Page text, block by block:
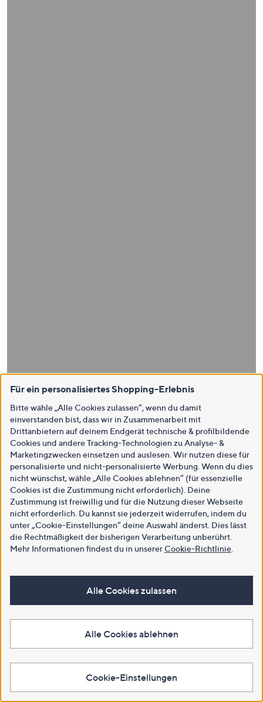
Für ein personalisiertes Shopping-Erlebnis
Bitte wähle „Alle Cookies zulassen“, wenn du damit
einverstanden bist, dass wir in Zusammenarbeit mit
Drittanbietern auf deinem Endgerät technische & profilbildende
Cookies und andere Tracking-Technologien zu Analyse- &
Marketingzwecken einsetzen und auslesen. Wir nutzen diese für
personalisierte und nicht-personalisierte Werbung. Wenn du dies
nicht wünschst, wähle „Alle Cookies ablehnen“ (für essenzielle
Cookies ist die Zustimmung nicht erforderlich). Deine
Zustimmung ist freiwillig und für die Nutzung dieser Webseite
nicht erforderlich. Du kannst sie jederzeit widerrufen, indem du
unter „Cookie-Einstellungen“ deine Auswahl änderst. Dies lässt
die Rechtmäßigkeit der bisherigen Verarbeitung unberührt.
Mehr Informationen findest du in unsererCookie-Richtlinie
Alle Cookies zulassen
Alle Cookies ablehnen
Cookie-Einstellungen